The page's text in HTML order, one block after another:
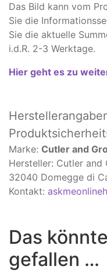
Das Bild kann vom
Sie die
Sie die aktuelle
i.d.R. 2-3 Werktage.
Hier geht es zu
Marke: Cutler and
Hersteller: Cutler and
32040 Domegge di
Kontakt:
Das
gefallen …